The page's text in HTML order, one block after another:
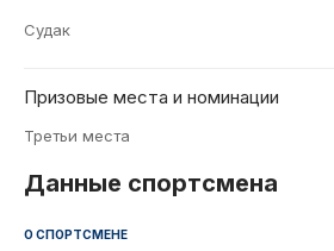
Данные спортсмена
О СПОРТСМЕНЕ
Судак
Призовые места и номинации
Третьи места